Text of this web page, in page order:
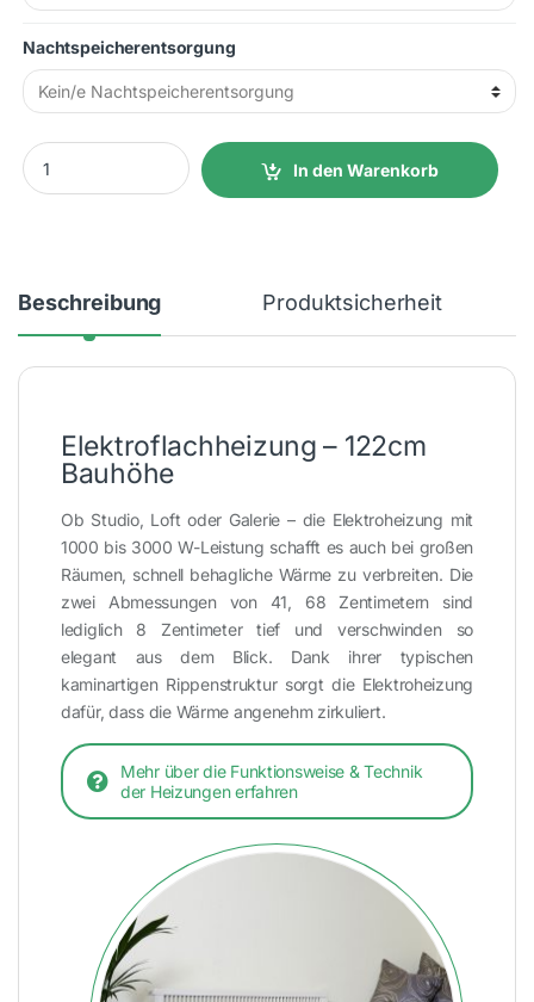
Nachtspeicherentsorgung
2500W 69x122x8cm (LxHxT) 64 kg. Festanschluss quantity
In den Warenkorb
Beschreibung Produktsicherheit
Elektroflachheizung – 122cm
Bauhöhe
Ob Studio, Loft oder Galerie – die Elektroheizung mit
1000 bis 3000 W-Leistung schafft es auch bei großen
Räumen, schnell behagliche Wärme zu verbreiten. Die
zwei Abmessungen von 41, 68 Zentimetern sind
lediglich 8 Zentimeter tief und verschwinden so
elegant aus dem Blick. Dank ihrer typischen
kaminartigen Rippenstruktur sorgt die Elektroheizung
dafür, dass die Wärme angenehm zirkuliert.
Mehr über die Funktionsweise & Technik
der Heizungen erfahren